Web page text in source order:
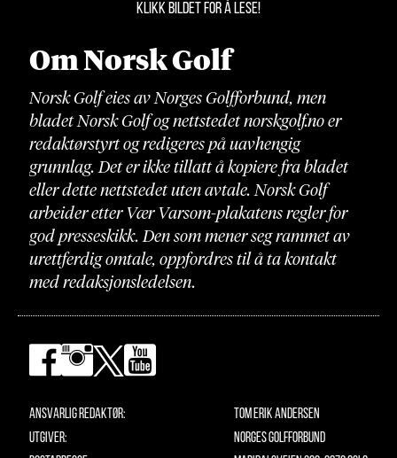
KLIKK BILDET FOR Å LESE!
Om Norsk Golf
Norsk Golf eies av Norges Golfforbund, men
bladet Norsk Golf og nettstedet norskgolf.no er
redaktørstyrt og redigeres på uavhengig
grunnlag. Det er ikke tillatt å kopiere fra bladet
eller dette nettstedet uten avtale. Norsk Golf
arbeider etter Vær Varsom-plakatens regler for
god presseskikk. Den som mener seg rammet av
urettferdig omtale, oppfordres til å ta kontakt
med redaksjonsledelsen.
Ansvarlig redaktør:
Utgiver:
Tom Erik Andersen
Norges Golfforbund